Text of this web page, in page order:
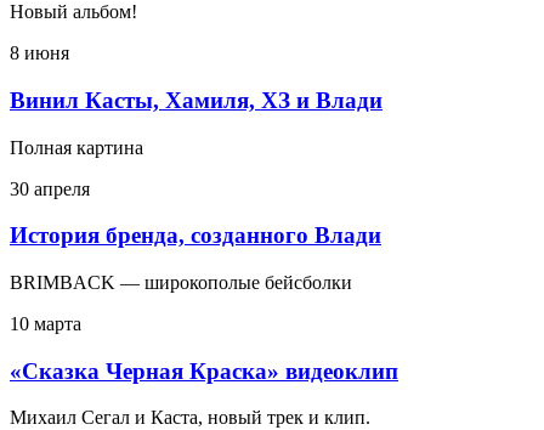
Новый альбом!
8 июня
Винил Касты, Хамиля, ХЗ и Влади
Полная картина
30 апреля
История бренда, созданного Влади
BRIMBACK — широкополые бейсболки
10 марта
«Сказка Черная Краска» видеоклип
Михаил Сегал и Каста, новый трек и клип.